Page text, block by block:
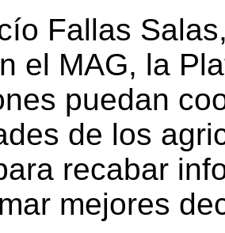
Fallas
el MAG, la
puedan
de los
recabar
mejores